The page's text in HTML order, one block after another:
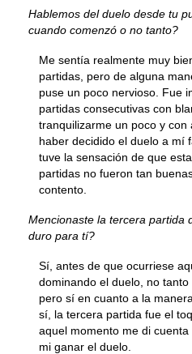
Hablemos del duelo desde tu
cuando comenzó o no tanto?
Me sentía realmente muy
partidas, pero de alguna
puse un poco nervioso. Fue
partidas consecutivas con
tranquilizarme un poco y
haber decidido el duelo a mí
tuve la sensación de que
partidas no fueron tan
contento.
Mencionaste la tercera partida
duro para tí?
Sí, antes de que ocurriese
dominando el duelo, no
pero sí en cuanto a la
sí, la tercera partida fue el
aquel momento me di
mi ganar el duelo.